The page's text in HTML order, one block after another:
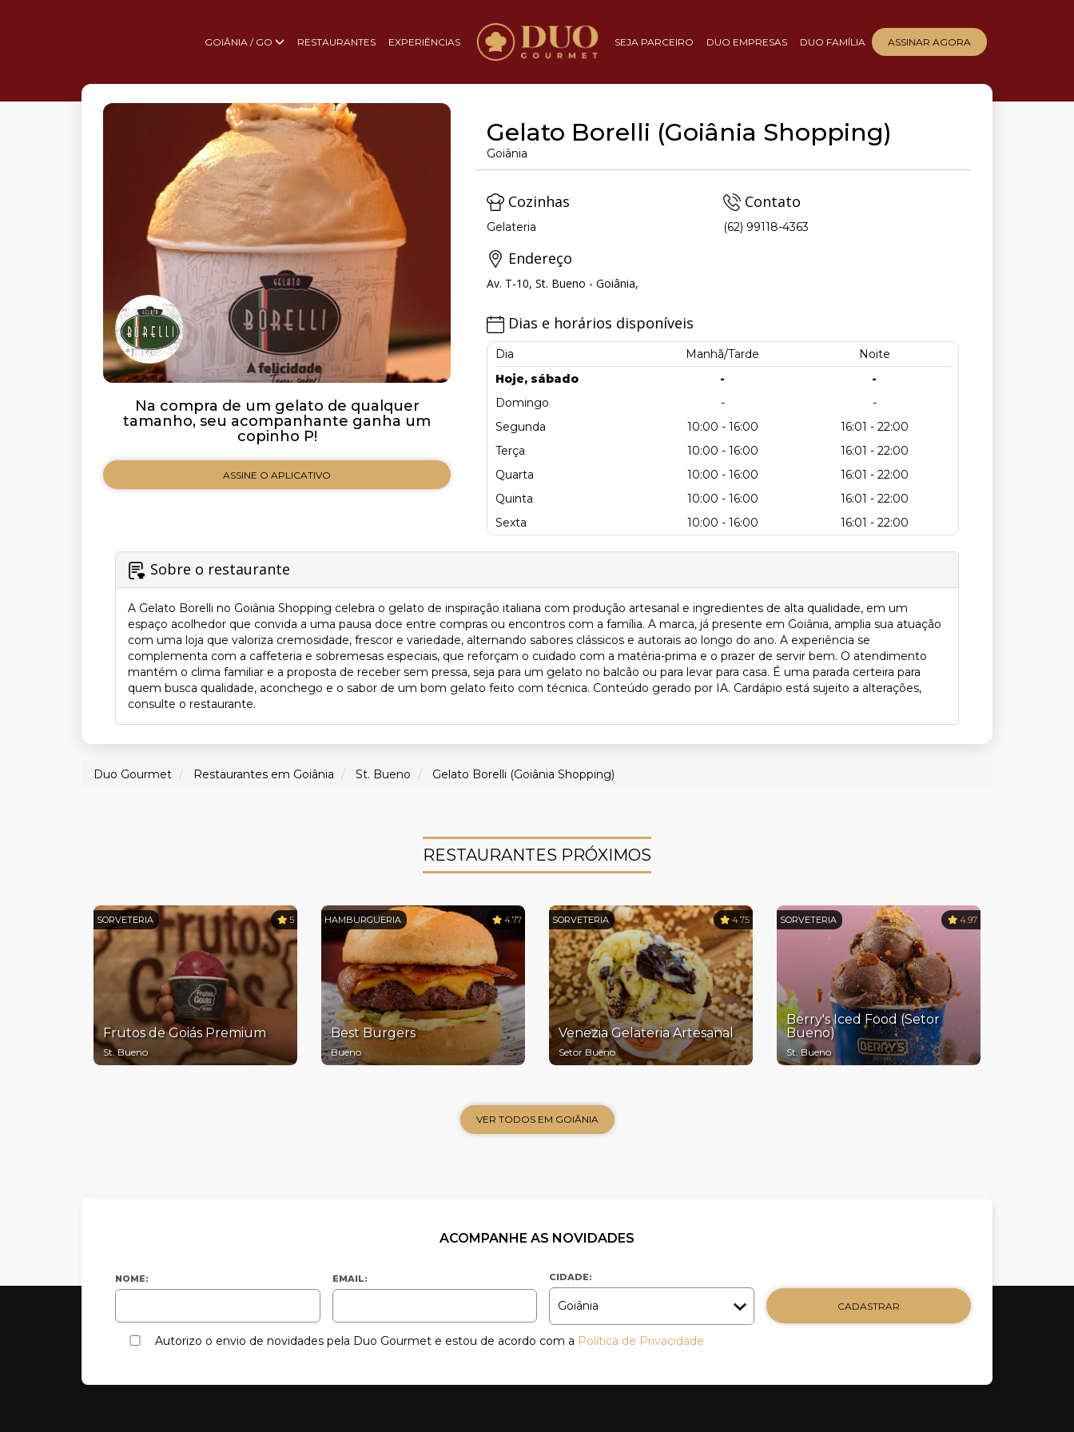
GOIÂNIA / GO RESTAURANTES EXPERIÊNCIAS SEJA PARCEIRO DUO EMPRESAS DUO FAMÍLIA ASSINAR AGORA
Na compra de um gelato de qualquer
tamanho, seu acompanhante ganha um
copinho P!
ASSINE O APLICATIVO
Gelato Borelli (Goiânia Shopping)
Goiânia
Cozinhas
Gelateria
Contato
(62) 99118-4363
Endereço
Av. T-10, St. Bueno - Goiânia,
Dias e horários disponíveis
Dia Manhã/Tarde
Noite
Hoje, sábado
-
-
Domingo
-
-
Segunda
10:00 - 16:00
16:01 - 22:00
Terça
10:00 - 16:00
16:01 - 22:00
Quarta
10:00 - 16:00
16:01 - 22:00
Quinta
10:00 - 16:00
16:01 - 22:00
Sexta
10:00 - 16:00 16:01 - 22:00
Sobre o restaurante
A Gelato Borelli no Goiânia Shopping celebra o gelato de inspiração italiana com produção artesanal e ingredientes de alta qualidade, em um
espaço acolhedor que convida a uma pausa doce entre compras ou encontros com a família. A marca, já presente em Goiânia, amplia sua atuação
com uma loja que valoriza cremosidade, frescor e variedade, alternando sabores clássicos e autorais ao longo do ano. A experiência se
complementa com a caffeteria e sobremesas especiais, que reforçam o cuidado com a matéria-prima e o prazer de servir bem. O atendimento
mantém o clima familiar e a proposta de receber sem pressa, seja para um gelato no balcão ou para levar para casa. É uma parada certeira para
quem busca qualidade, aconchego e o sabor de um bom gelato feito com técnica. Conteúdo gerado por IA. Cardápio está sujeito a alterações,
consulte o restaurante.
Duo Gourmet Restaurantes em Goiânia St. Bueno Gelato Borelli (Goiânia Shopping)
RESTAURANTES PRÓXIMOS
SORVETERIA 5
Frutos de Goiás Premium
St. Bueno
HAMBURGUERIA 4.77
Best Burgers
Bueno
SORVETERIA 4.75
Venezia Gelateria Artesanal
Setor Bueno
SORVETERIA 4.97
Berry's Iced Food (Setor
Bueno)
St. Bueno
VER TODOS EM GOIÂNIA
ACOMPANHE AS NOVIDADES
NOME: EMAIL: CIDADE:
CADASTRAR
Autorizo o envio de novidades pela Duo Gourmet e estou de acordo com a Política de Privacidade